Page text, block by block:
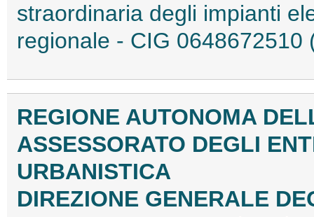
straordinaria degli impianti
regionale - CIG 0648672510
REGIONE AUTONOMA
ASSESSORATO DEGLI
URBANISTICA
DIREZIONE GENERALE